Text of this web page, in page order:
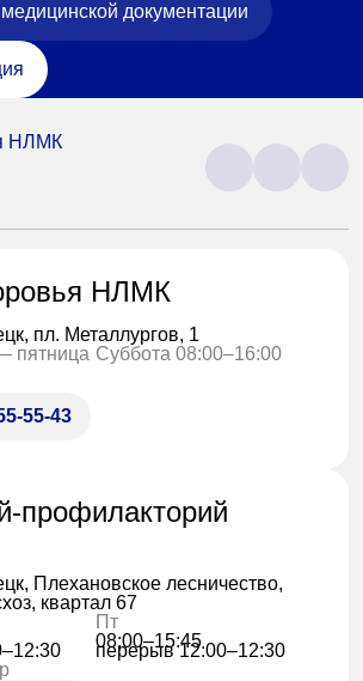
документации
НЛМК
пл. Металлургов, 1
пятница Суббота 08:00–16:00
55-43
профилакторий
Плехановское лесничество,
квартал 67
Пт
08:00–15:45
перерыв 12:00–12:30